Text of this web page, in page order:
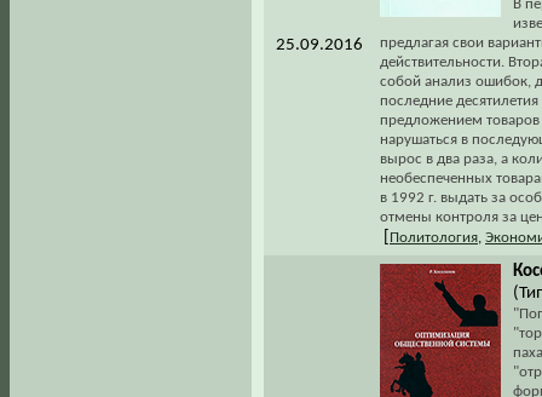
25.09.2016
В
предлагая свои
действительности.
собой анализ ошибок,
последние
предложением товаров
нарушаться в
вырос в два раза, а
необеспеченных
в 1992 г. выдать за
отмены контроля за
Политология